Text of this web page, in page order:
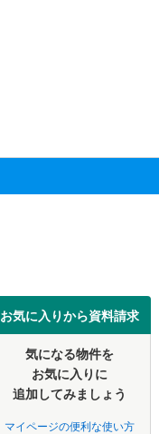
お気に入りから資料請求
気になる物件を
お気に入りに
追加してみましょう
マイページの便利な使い方